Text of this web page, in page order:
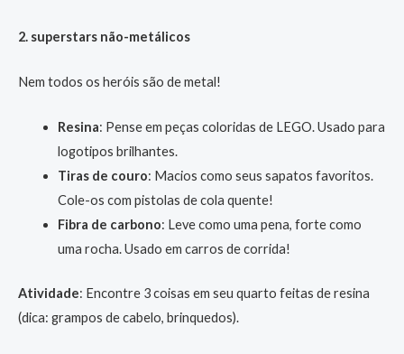
2. superstars não-metálicos
Nem todos os heróis são de metal!
Resina: Pense em peças coloridas de LEGO. Usado para
logotipos brilhantes.
Tiras de couro: Macios como seus sapatos favoritos.
Cole-os com pistolas de cola quente!
Fibra de carbono: Leve como uma pena, forte como
uma rocha. Usado em carros de corrida!
Atividade: Encontre 3 coisas em seu quarto feitas de resina
(dica: grampos de cabelo, brinquedos).